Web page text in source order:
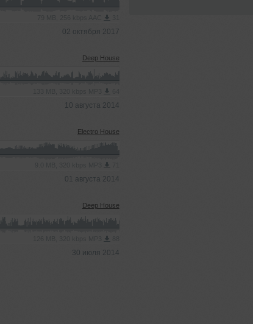
02 октября 2017
Deep House
10 августа 2014
Electro House
01 августа 2014
Deep House
30 июля 2014